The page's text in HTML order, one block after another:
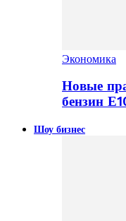
Экономика
Новые
бензин
Шоу бизнес